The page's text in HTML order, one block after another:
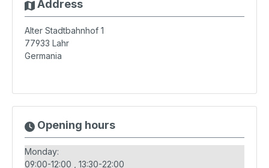
Address
Alter Stadtbahnhof 1
77933 Lahr
Germania
Opening hours
Monday:
09:00-12:00
13:30-22:00